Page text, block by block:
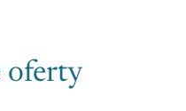
oferty